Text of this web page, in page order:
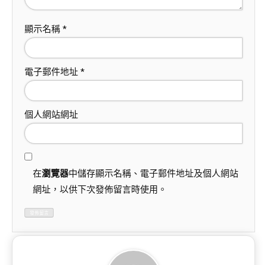
顯示名稱 *
電子郵件地址 *
個人網站網址
在瀏覽器中儲存顯示名稱、電子郵件地址及個人網站
網址，以供下次發佈留言時使用。